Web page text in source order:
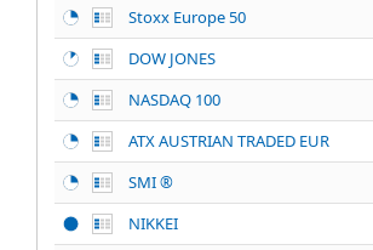
Stoxx Europe 50
DOW JONES
NASDAQ 100
ATX AUSTRIAN TRADED EUR
SMI ®
NIKKEI